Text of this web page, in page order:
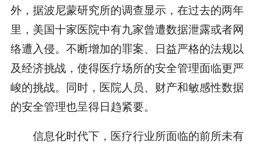
外，据波尼蒙研究所的调查显示，在过去的两年
里，美国十家医院中有九家曾遭数据泄露或者网
络遭入侵。不断增加的罪案、日益严格的法规以
及经济挑战，使得医疗场所的安全管理面临更严
峻的挑战。同时，医院人员、财产和敏感性数据
的安全管理也呈得日趋紧要。
信息化时代下，医疗行业所面临的前所未有